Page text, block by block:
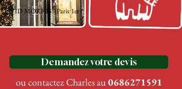
Demandez votre devis
ou contactez Charles au0686271591
DAVID MORRIS - Paris 1er